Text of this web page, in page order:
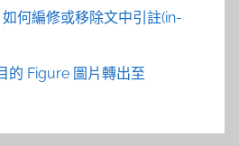
何編修或移除文中引註(in-
的 Figure 圖片轉出至